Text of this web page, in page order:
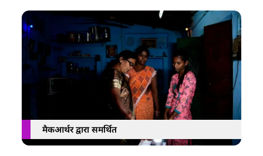
मैकआर्थर द्वारा समर्थित